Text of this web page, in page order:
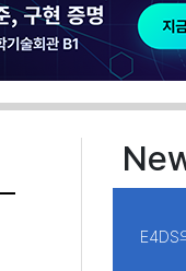
E4DS